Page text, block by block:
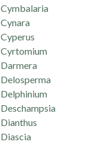
Cymbalaria
Cynara
Cyperus
Cyrtomium
Darmera
Delosperma
Delphinium
Deschampsia
Dianthus
Diascia